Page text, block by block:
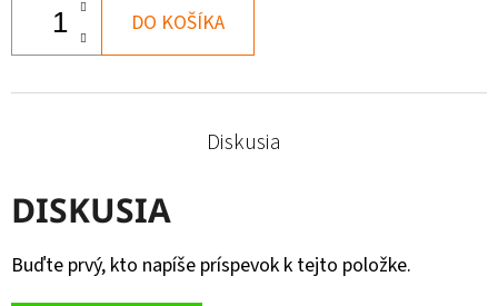
DO KOŠÍKA
Diskusia
DISKUSIA
Buďte prvý, kto napíše príspevok k tejto položke.